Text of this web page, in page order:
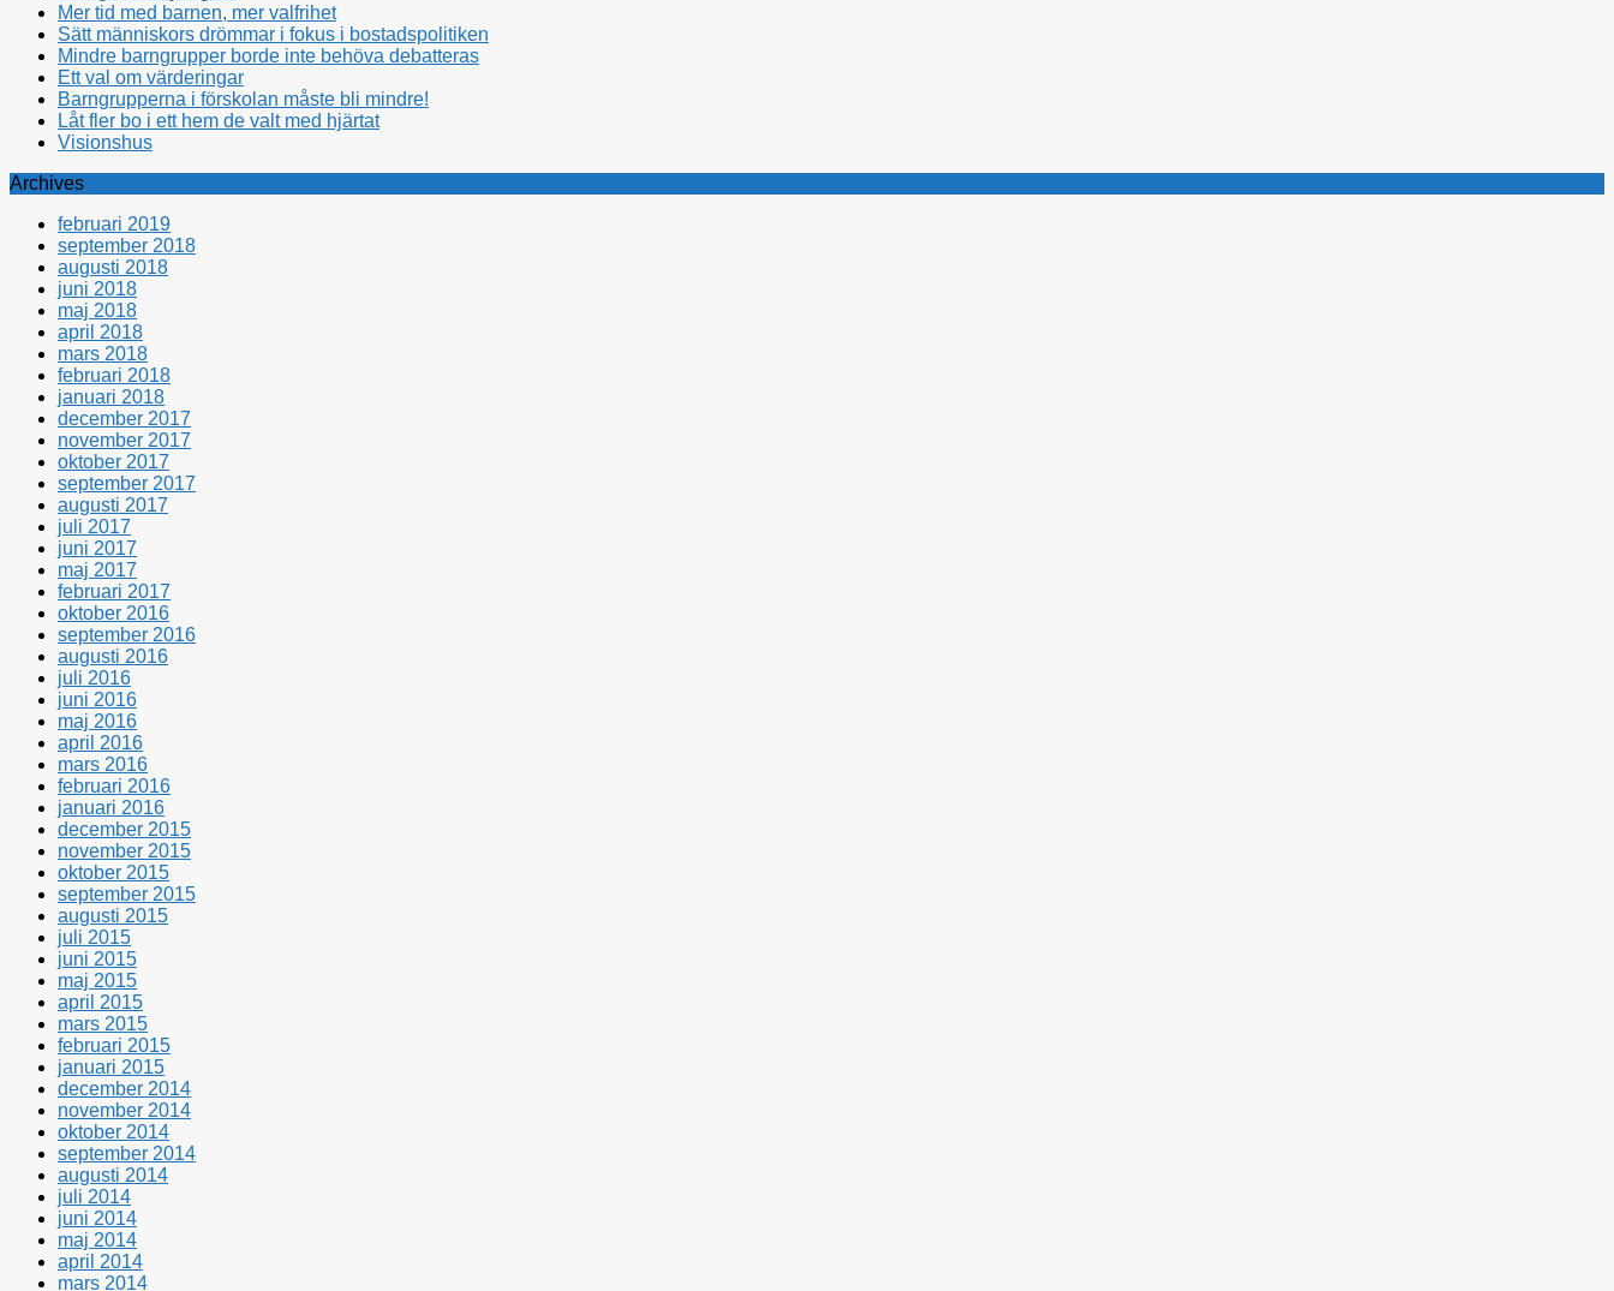
Mer tid med barnen, mer valfrihet
Sätt människors drömmar i fokus i bostadspolitiken
Mindre barngrupper borde inte behöva debatteras
Ett val om värderingar
Barngrupperna i förskolan måste bli mindre!
Låt fler bo i ett hem de valt med hjärtat
Visionshus
Archives
februari 2019
september 2018
augusti 2018
juni 2018
maj 2018
april 2018
mars 2018
februari 2018
januari 2018
december 2017
november 2017
oktober 2017
september 2017
augusti 2017
juli 2017
juni 2017
maj 2017
februari 2017
oktober 2016
september 2016
augusti 2016
juli 2016
juni 2016
maj 2016
april 2016
mars 2016
februari 2016
januari 2016
december 2015
november 2015
oktober 2015
september 2015
augusti 2015
juli 2015
juni 2015
maj 2015
april 2015
mars 2015
februari 2015
januari 2015
december 2014
november 2014
oktober 2014
september 2014
augusti 2014
juli 2014
juni 2014
maj 2014
april 2014
mars 2014